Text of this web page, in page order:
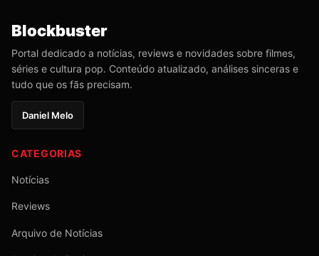
Blockbuster
Portal dedicado a notícias, reviews e novidades sobre filmes,
séries e cultura pop. Conteúdo atualizado, análises sinceras e
tudo que os fãs precisam.
Daniel Melo
CATEGORIAS
Notícias
Reviews
Arquivo de Notícias